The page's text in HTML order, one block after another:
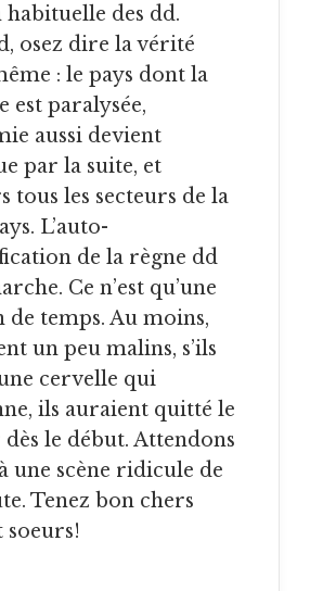
habituelle des dd.
osez dire la vérité
: le pays dont la
est paralysée,
aussi devient
par la suite, et
tous les secteurs de la
L’auto-
de la règne dd
Ce n’est qu’une
de temps. Au moins,
un peu malins, s’ils
cervelle qui
ils auraient quitté le
le début. Attendons
une scène ridicule de
Tenez bon chers
soeurs!